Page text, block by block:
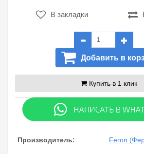
В закладки
Добавить в
Купить в 1 клик
Производитель: Feron